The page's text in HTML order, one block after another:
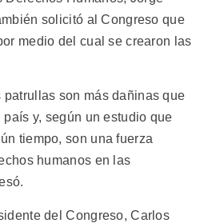
solicitó al Congreso que
medio del cual se crearon las
son más dañinas que
y, según un estudio que
tiempo, son una fuerza
humanos en las
del Congreso, Carlos